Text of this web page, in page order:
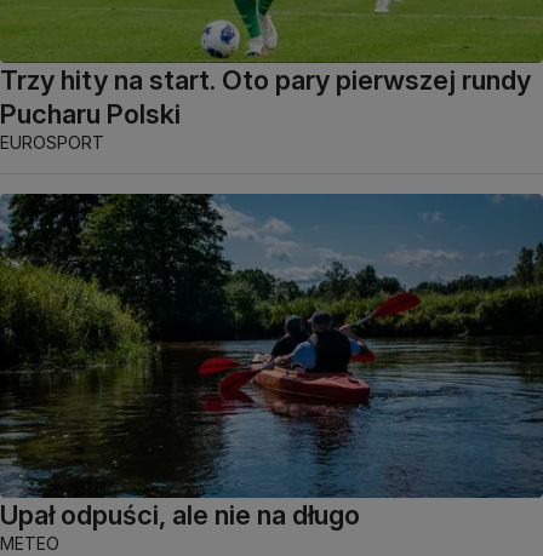
Trzy hity na start. Oto pary pierwszej rundy
Pucharu Polski
EUROSPORT
Upał odpuści, ale nie na długo
METEO